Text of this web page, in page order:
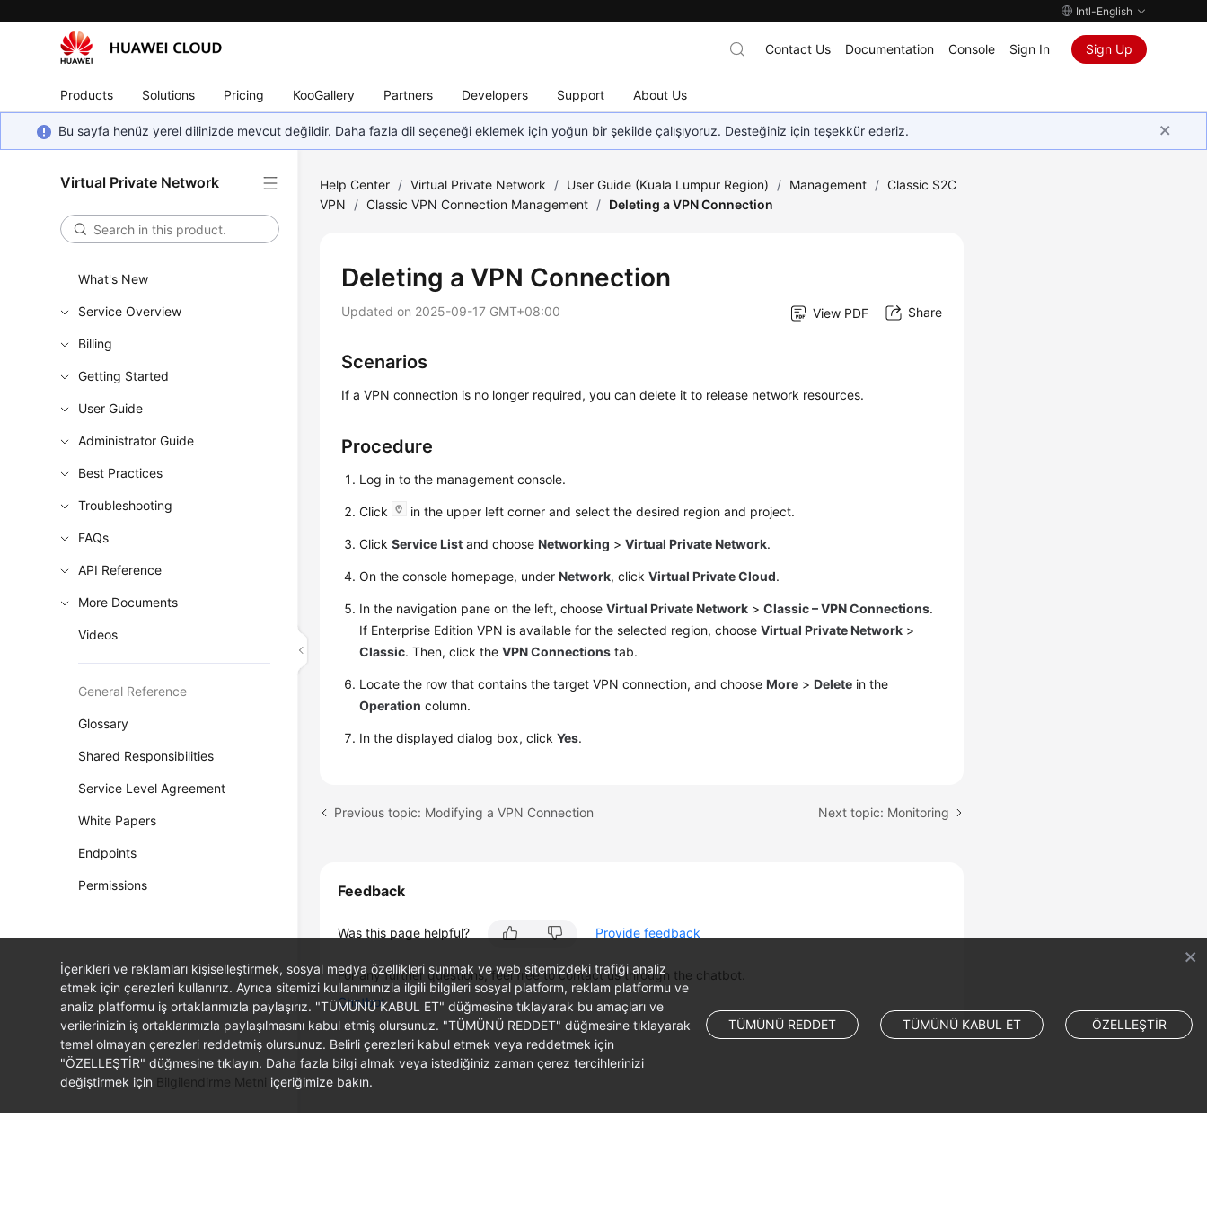
Intl-English
Products Solutions Pricing KooGallery Partners Developers Support About Us
Contact Us Documentation Console Sign In Sign Up
Bu sayfa henüz yerel dilinizde mevcut değildir. Daha fazla dil seçeneği eklemek için yoğun bir şekilde çalışıyoruz. Desteğiniz için teşekkür ederiz.
Virtual Private Network
What's New
Service Overview
Billing
Getting Started
User Guide
Administrator Guide
Best Practices
Troubleshooting
FAQs
API Reference
More Documents
Videos
General Reference
Glossary
Shared Responsibilities
Service Level Agreement
White Papers
Endpoints
Permissions
Help Center / Virtual Private Network / User Guide (Kuala Lumpur Region) / Management / Classic S2C
VPN
/ Classic VPN Connection Management / Deleting a VPN Connection
Deleting a VPN Connection
Updated on 2025-09-17 GMT+08:00 View PDF Share
Scenarios
If a VPN connection is no longer required, you can delete it to release network resources.
Procedure
Log in to the management console.
Click in the upper left corner and select the desired region and project.
ClickService List and chooseNetworking >Virtual Private Network.
On the console homepage, underNetwork, clickVirtual Private Cloud.
In the navigation pane on the left, chooseVirtual Private Network >Classic – VPN Connections.
If Enterprise Edition VPN is available for the selected region, chooseVirtual Private Network >
Classic. Then, click theVPN Connections tab.
Locate the row that contains the target VPN connection, and chooseMore >Delete in the
Operation column.
In the displayed dialog box, clickYes.
Previous topic: Modifying a VPN Connection Next topic: Monitoring
Feedback
Was this page helpful? Provide feedback
For any further questions, feel free to contact us through the chatbot.
Chatbot
İçerikleri ve reklamları kişiselleştirmek, sosyal medya özellikleri sunmak ve web sitemizdeki trafiği analiz
etmek için çerezleri kullanırız. Ayrıca sitemizi kullanımınızla ilgili bilgileri sosyal platform, reklam platformu ve
analiz platformu iş ortaklarımızla paylaşırız. "TÜMÜNÜ KABUL ET" düğmesine tıklayarak bu amaçları ve
verilerinizin iş ortaklarımızla paylaşılmasını kabul etmiş olursunuz. "TÜMÜNÜ REDDET" düğmesine tıklayarak
temel olmayan çerezleri reddetmiş olursunuz. Belirli çerezleri kabul etmek veya reddetmek için
"ÖZELLEŞTİR" düğmesine tıklayın. Daha fazla bilgi almak veya istediğiniz zaman çerez tercihlerinizi
değiştirmek için Bilgilendirme Metni içeriğimize bakın.
TÜMÜNÜ REDDET TÜMÜNÜ KABUL ET ÖZELLEŞTİR